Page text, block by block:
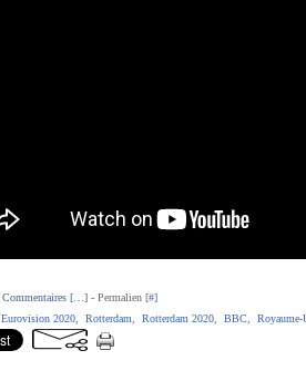
Commentaires [ ] - Permalien [#]
Eurovision 2020 Rotterdam Rotterdam 2020 BBC